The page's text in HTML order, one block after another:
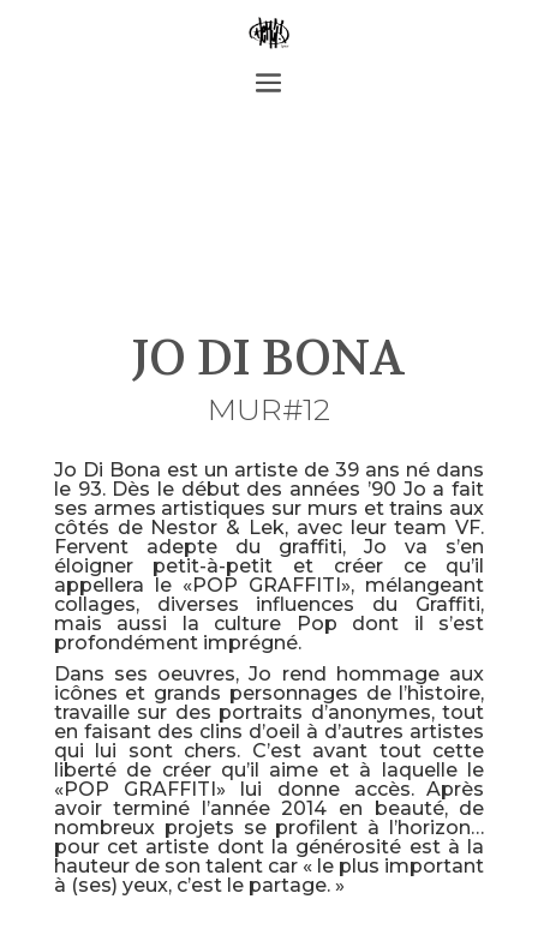
JO DI BONA
MUR#12
Jo Di Bona est un artiste de 39 ans né dans
le 93. Dès le début des années ’90 Jo a fait
ses armes artistiques sur murs et trains aux
côtés de Nestor & Lek, avec leur team VF.
Fervent adepte du graffiti, Jo va s’en
éloigner petit-à-petit et créer ce qu’il
appellera le «POP GRAFFITI», mélangeant
collages, diverses influences du Graffiti,
mais aussi la culture Pop dont il s’est
profondément imprégné.
Dans ses oeuvres, Jo rend hommage aux
icônes et grands personnages de l’histoire,
travaille sur des portraits d’anonymes, tout
en faisant des clins d’oeil à d’autres artistes
qui lui sont chers. C’est avant tout cette
liberté de créer qu’il aime et à laquelle le
«POP GRAFFITI» lui donne accès. Après
avoir terminé l’année 2014 en beauté, de
nombreux projets se profilent à l’horizon…
pour cet artiste dont la générosité est à la
hauteur de son talent car « le plus important
à (ses) yeux, c’est le partage. »